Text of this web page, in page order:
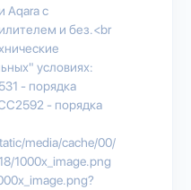
Aqara с
и без.<br
условиях:
- порядка
- порядка
media/cache/00/
1000x_image.png